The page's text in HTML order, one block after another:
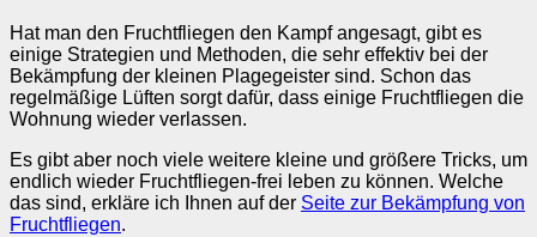
Hat man den Fruchtfliegen den Kampf angesagt, gibt es
einige Strategien und Methoden, die sehr effektiv bei der
Bekämpfung der kleinen Plagegeister sind. Schon das
regelmäßige Lüften sorgt dafür, dass einige Fruchtfliegen die
Wohnung wieder verlassen.
Es gibt aber noch viele weitere kleine und größere Tricks, um
endlich wieder Fruchtfliegen-frei leben zu können. Welche
das sind, erkläre ich Ihnen auf der Seite zur Bekämpfung von
Fruchtfliegen.